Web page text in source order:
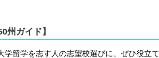
州ガイド】
留学を志す人の志望校選びに、ぜひ役立て